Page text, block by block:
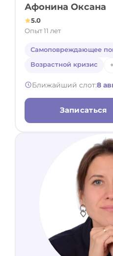
Афонина Оксана
5.0
Опыт 11 лет
Самоповреждающее
Возрастной кризис
Ближайший слот:8
Записаться